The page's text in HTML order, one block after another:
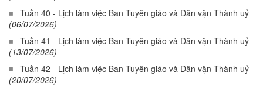
Tuần 40 - Lịch làm việc Ban Tuyên giáo và Dân vận Thành uỷ
(06/07/2026)
Tuần 41 - Lịch làm việc Ban Tuyên giáo và Dân vận Thành uỷ
(13/07/2026)
Tuần 42 - Lịch làm việc Ban Tuyên giáo và Dân vận Thành uỷ
(20/07/2026)